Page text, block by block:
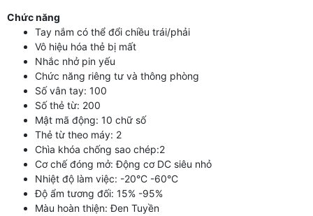
Chức năng
Tay nắm có thể đổi chiều trái/phải
Vô hiệu hóa thẻ bị mất
Nhắc nhở pin yếu
Chức năng riêng tư và thông phòng
Số vân tay: 100
Số thẻ từ: 200
Mật mã động: 10 chữ số
Thẻ từ theo máy: 2
Chìa khóa chống sao chép:2
Cơ chế đóng mở: Động cơ DC siêu nhỏ
Nhiệt độ làm việc: -20°C -60°C
Độ ẩm tương đối: 15% -95%
Màu hoàn thiện: Đen Tuyền